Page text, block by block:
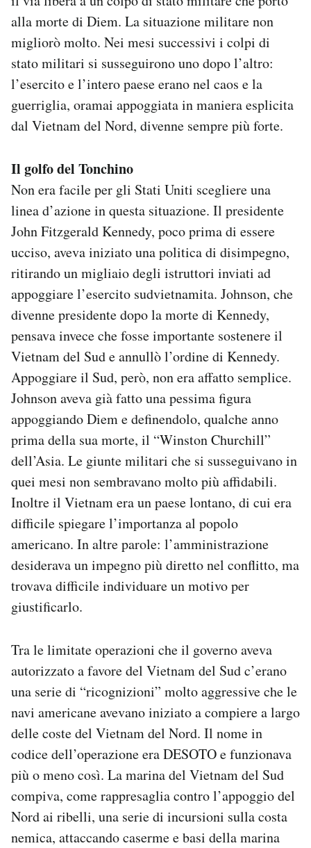
alla morte di Diem. La situazione militare non
migliorò molto. Nei mesi successivi i colpi di
stato militari si susseguirono uno dopo l’altro:
l’esercito e l’intero paese erano nel caos e la
guerriglia, oramai appoggiata in maniera esplicita
dal Vietnam del Nord, divenne sempre più forte.
Il golfo del Tonchino
Non era facile per gli Stati Uniti scegliere una
linea d’azione in questa situazione. Il presidente
John Fitzgerald Kennedy, poco prima di essere
ucciso, aveva iniziato una politica di disimpegno,
ritirando un migliaio degli istruttori inviati ad
appoggiare l’esercito sudvietnamita. Johnson, che
divenne presidente dopo la morte di Kennedy,
pensava invece che fosse importante sostenere il
Vietnam del Sud e annullò l’ordine di Kennedy.
Appoggiare il Sud, però, non era affatto semplice.
Johnson aveva già fatto una pessima figura
appoggiando Diem e definendolo, qualche anno
prima della sua morte, il “Winston Churchill”
dell’Asia. Le giunte militari che si susseguivano in
quei mesi non sembravano molto più affidabili.
Inoltre il Vietnam era un paese lontano, di cui era
difficile spiegare l’importanza al popolo
americano. In altre parole: l’amministrazione
desiderava un impegno più diretto nel conflitto, ma
trovava difficile individuare un motivo per
giustificarlo.
Tra le limitate operazioni che il governo aveva
autorizzato a favore del Vietnam del Sud c’erano
una serie di “ricognizioni” molto aggressive che le
navi americane avevano iniziato a compiere a largo
delle coste del Vietnam del Nord. Il nome in
codice dell’operazione era DESOTO e funzionava
più o meno così. La marina del Vietnam del Sud
compiva, come rappresaglia contro l’appoggio del
Nord ai ribelli, una serie di incursioni sulla costa
nemica, attaccando caserme e basi della marina